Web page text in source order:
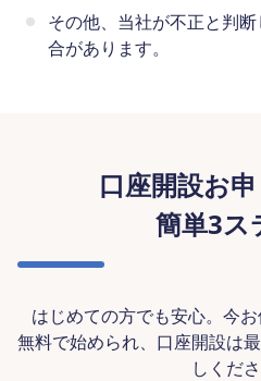
その他、当社が不正と判
合があります。
口座開設お
簡単3ス
はじめての方でも安心。今お
無料で始められ、口座開設は
しくださ